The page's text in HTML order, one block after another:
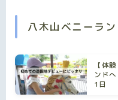
八木山ベニーラン
【体
ンド
1日